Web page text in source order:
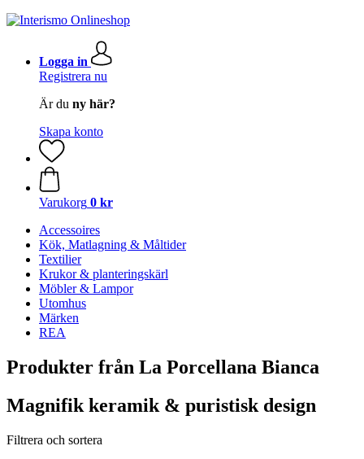
Logga in
Registrera nu
Är du ny här?
Skapa konto
Varukorg 0 kr
Accessoires
Kök, Matlagning & Måltider
Textilier
Krukor & planteringskärl
Möbler & Lampor
Utomhus
Märken
REA
Produkter från La Porcellana Bianca
Magnifik keramik & puristisk design
Filtrera och sortera